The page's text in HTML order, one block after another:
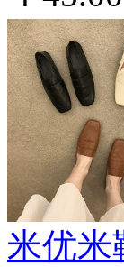
米优米